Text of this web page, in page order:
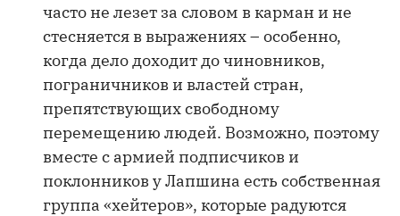
часто не лезет за словом в карман и не
стесняется в выражениях – особенно,
когда дело доходит до чиновников,
пограничников и властей стран,
препятствующих свободному
перемещению людей. Возможно, поэтому
вместе с армией подписчиков и
поклонников у Лапшина есть собственная
группа «хейтеров», которые радуются